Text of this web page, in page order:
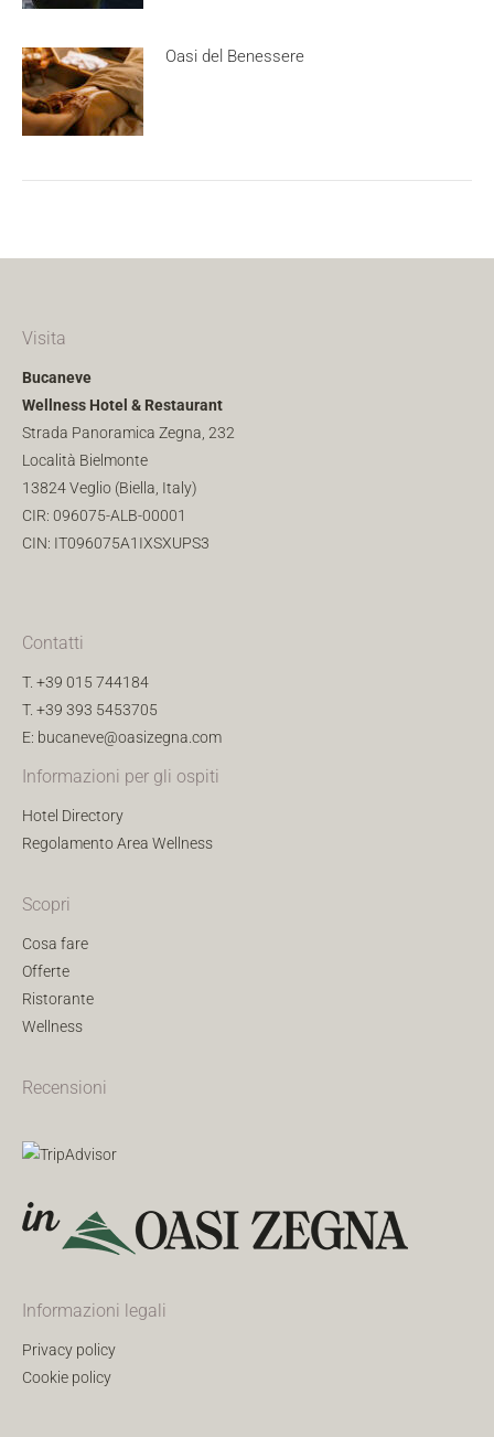
Oasi del Benessere
Visita
Bucaneve
Wellness Hotel & Restaurant
Strada Panoramica Zegna, 232
Località Bielmonte
13824 Veglio (Biella, Italy)
CIR: 096075-ALB-00001
CIN: IT096075A1IXSXUPS3
Contatti
T. +39 015 744184
T. +39 393 5453705
E: bucaneve@oasizegna.com
Informazioni per gli ospiti
Hotel Directory
Regolamento Area Wellness
Scopri
Cosa fare
Offerte
Ristorante
Wellness
Recensioni
Informazioni legali
Privacy policy
Cookie policy